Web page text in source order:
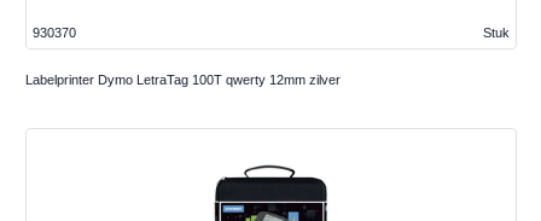
Stuk
930370
Labelprinter Dymo LetraTag 100T qwerty 12mm zilver